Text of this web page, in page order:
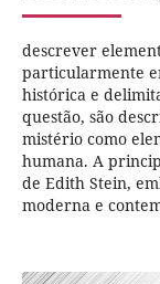
descrever
particularmente
histórica e
questão, são
mistério como
humana. A
de Edith Stein,
moderna e